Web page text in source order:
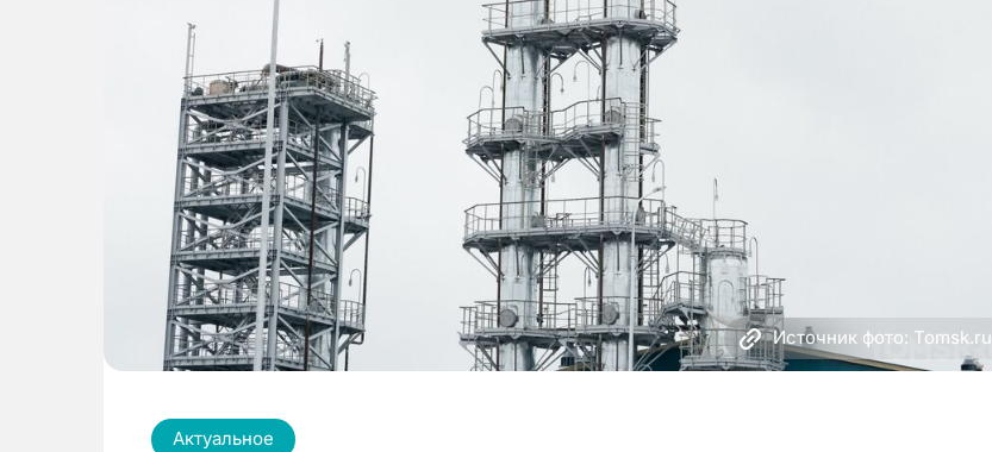
Источник фото: Tomsk.ru
Актуальное